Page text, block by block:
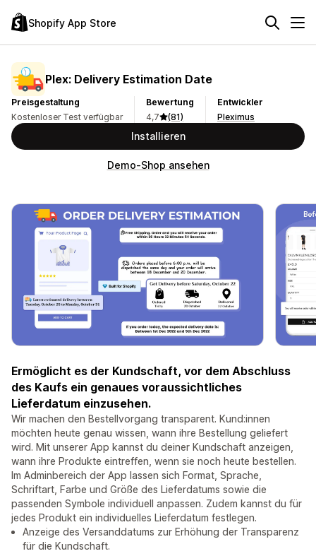
Shopify App Store
Plex: Delivery Estimation Date
Preisgestaltung
Kostenloser Test verfügbar
Bewertung
4,7
(81)
Entwickler
Pleximus
Installieren
Demo-Shop ansehen
Ermöglicht es der Kundschaft, vor dem Abschluss
des Kaufs ein genaues voraussichtliches
Lieferdatum einzusehen.
Wir machen den Bestellvorgang transparent. Kund:innen
möchten heute genau wissen, wann ihre Bestellung geliefert
wird. Mit unserer App kannst du deiner Kundschaft anzeigen,
wann ihre Produkte eintreffen, wenn sie noch heute bestellen.
Im Adminbereich der App lassen sich Format, Sprache,
Schriftart, Farbe und Größe des Lieferdatums sowie die
passenden Symbole individuell anpassen. Zudem kannst du für
jedes Produkt ein individuelles Lieferdatum festlegen.
Anzeige des Versanddatums zur Erhöhung der Transparenz
für die Kundschaft.